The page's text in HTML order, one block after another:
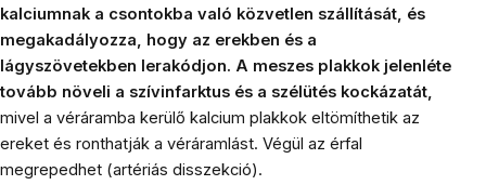
kalciumnak a csontokba való közvetlen szállítását, és
megakadályozza, hogy az erekben és a
lágyszövetekben lerakódjon. A meszes plakkok jelenléte
tovább növeli a szívinfarktus és a szélütés kockázatát,
mivel a véráramba kerülő kalcium plakkok eltömíthetik az
ereket és ronthatják a véráramlást. Végül az érfal
megrepedhet (artériás disszekció).